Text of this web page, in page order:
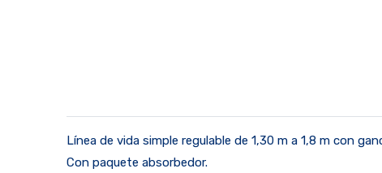
Línea de vida simple regulable de 1,30 m a 1,8 m con
Con paquete absorbedor.